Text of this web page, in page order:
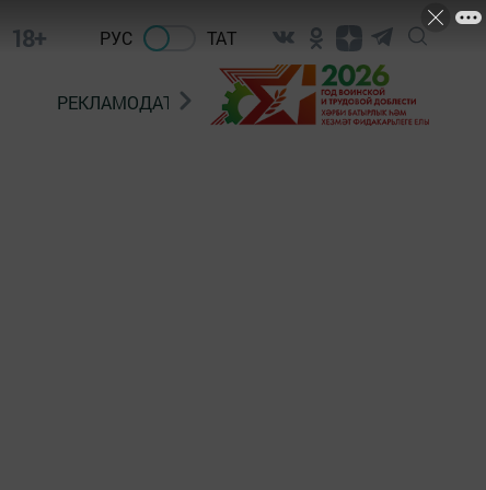
18+ РУС ТАТ
РЕКЛАМОДАТЕЛЯМ